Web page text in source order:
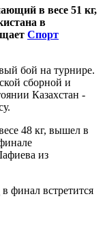
в весе 51 кг,
в
Спорт
бой на турнире.
сборной и
Казахстан -
48 кг, вышел в
из
финал встретится